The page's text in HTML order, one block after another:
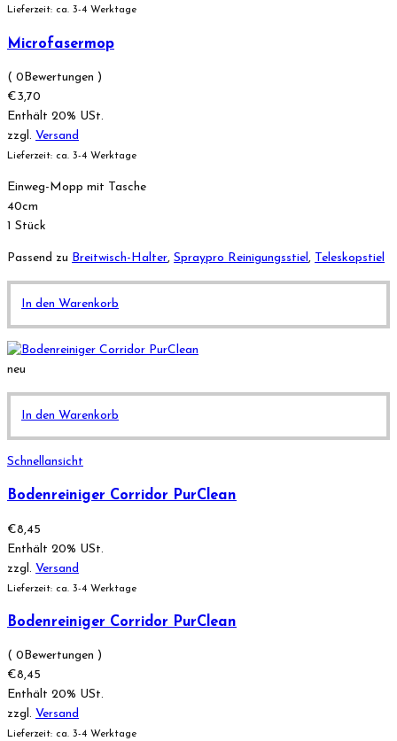
Lieferzeit: ca. 3-4 Werktage
Microfasermop
( 0Bewertungen )
€3,70
Enthält 20% USt.
zzgl. Versand
Lieferzeit: ca. 3-4 Werktage
Einweg-Mopp mit Tasche
40cm
1 Stück
Passend zu Breitwisch-Halter, Spraypro Reinigungsstiel , Teleskopstiel
In den Warenkorb
neu
In den Warenkorb
Schnellansicht
Bodenreiniger Corridor PurClean
€8,45
Enthält 20% USt.
zzgl. Versand
Lieferzeit: ca. 3-4 Werktage
Bodenreiniger Corridor PurClean
( 0Bewertungen )
€8,45
Enthält 20% USt.
zzgl. Versand
Lieferzeit: ca. 3-4 Werktage